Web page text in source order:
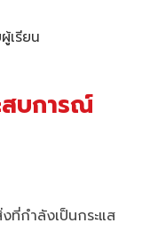
เรียน
บการณ์
ที่กำลังเป็นกระแส